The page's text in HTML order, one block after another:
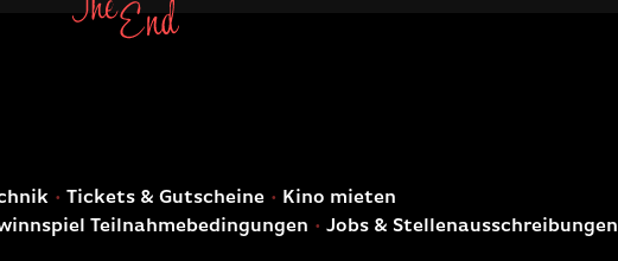
Tickets & Gutscheine
Kino mieten
Teilnahmebedingungen Jobs & Stellenausschreibungen